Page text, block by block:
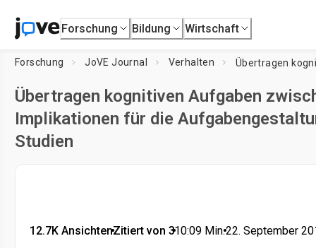
Forschung Bildung Wirtschaft
Forschung JoVE Journal Verhalten
Übertragen kognitiven Aufgaben
Implikationen für die
Studien
12.7K Ansichten•Zitiert von 3•10:09 Min.•22. September